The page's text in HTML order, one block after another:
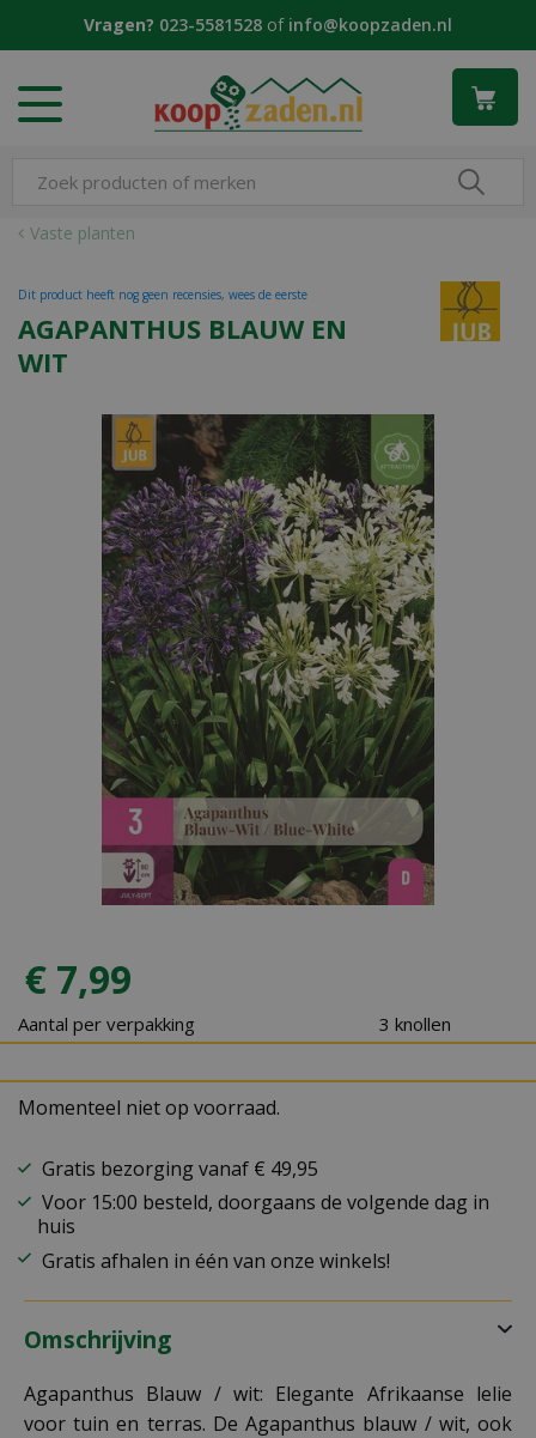
Vaste planten
Vragen? 023-5581528 of info@koopzaden.nl
AGAPANTHUS BLAUW EN
WIT
Dit product heeft nog geen recensies, wees de eerste
€ 7,99
Aantal per verpakking 3 knollen
Momenteel niet op voorraad.
Gratis bezorging vanaf € 49,95
Voor 15:00 besteld, doorgaans de volgende dag in
huis
Gratis afhalen in één van onze winkels!
Omschrijving
Agapanthus Blauw / wit: Elegante Afrikaanse lelie
voor tuin en terras. De Agapanthus blauw / wit, ook